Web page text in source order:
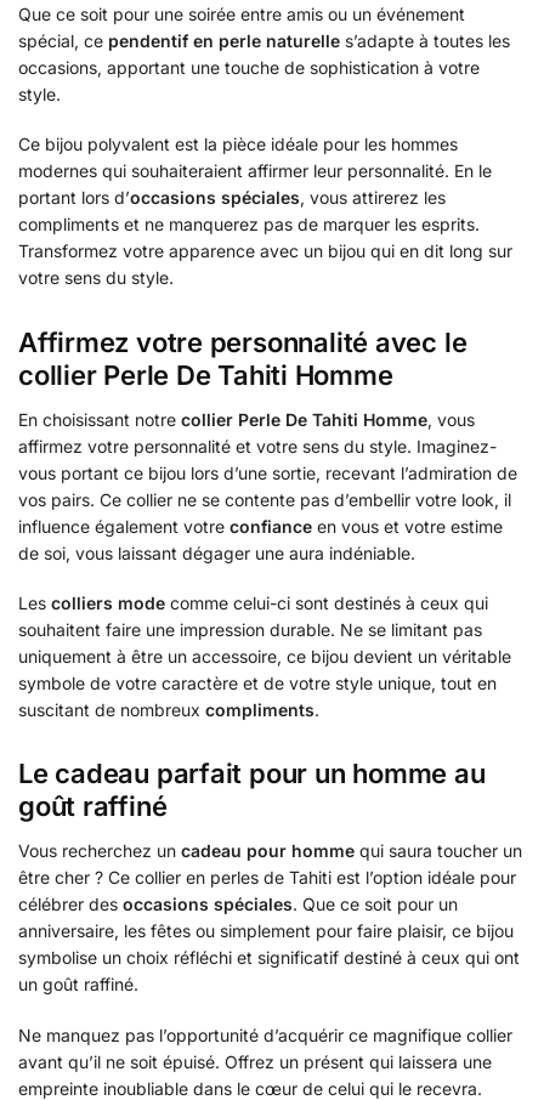
Que ce soit pour une soirée entre amis ou un événement
spécial, ce pendentif en perle naturelle s’adapte à toutes les
occasions, apportant une touche de sophistication à votre
style.
Ce bijou polyvalent est la pièce idéale pour les hommes
modernes qui souhaiteraient affirmer leur personnalité. En le
portant lors d’occasions spéciales, vous attirerez les
compliments et ne manquerez pas de marquer les esprits.
Transformez votre apparence avec un bijou qui en dit long sur
votre sens du style.
Affirmez votre personnalité avec le
collier Perle De Tahiti Homme
En choisissant notre collier Perle De Tahiti Homme, vous
affirmez votre personnalité et votre sens du style. Imaginez-
vous portant ce bijou lors d’une sortie, recevant l’admiration de
vos pairs. Ce collier ne se contente pas d’embellir votre look, il
influence également votre confiance en vous et votre estime
de soi, vous laissant dégager une aura indéniable.
Les colliers mode comme celui-ci sont destinés à ceux qui
souhaitent faire une impression durable. Ne se limitant pas
uniquement à être un accessoire, ce bijou devient un véritable
symbole de votre caractère et de votre style unique, tout en
suscitant de nombreux compliments.
Le cadeau parfait pour un homme au
goût raffiné
Vous recherchez un cadeau pour homme qui saura toucher un
être cher ? Ce collier en perles de Tahiti est l’option idéale pour
célébrer des occasions spéciales. Que ce soit pour un
anniversaire, les fêtes ou simplement pour faire plaisir, ce bijou
symbolise un choix réfléchi et significatif destiné à ceux qui ont
un goût raffiné.
Ne manquez pas l’opportunité d’acquérir ce magnifique collier
avant qu’il ne soit épuisé. Offrez un présent qui laissera une
empreinte inoubliable dans le cœur de celui qui le recevra.